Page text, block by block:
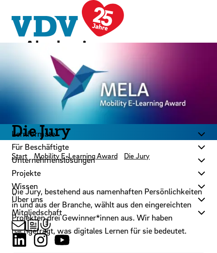
Zum Hauptinhalt der Seite springen
Zur Startseite navigieren
Lernformate
Für Beschäftigte
Unternehmenslösungen
Projekte
Wissen
Über uns
Mitgliedschaft
Die Jury
Start Mobility E-Learning Award Die Jury
Die Jury, bestehend aus namenhaften Persönlichkeiten
in und aus der Branche, wählt aus den eingereichten
Projekten drei Gewinner*innen aus. Wir haben
nachgefragt, was digitales Lernen für sie bedeutet.